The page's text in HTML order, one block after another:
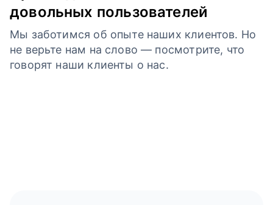
довольных пользователей
Мы заботимся об опыте наших клиентов. Но
не верьте нам на слово — посмотрите, что
говорят наши клиенты о нас.